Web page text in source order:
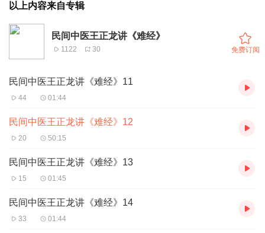
以上内容来自专辑
民间中医王正龙讲《难经》
1122 30 免费订阅
民间中医王正龙讲《难经》11
44 01:44
民间中医王正龙讲《难经》12
20 50:15
民间中医王正龙讲《难经》13
15 01:45
民间中医王正龙讲《难经》14
33 01:44